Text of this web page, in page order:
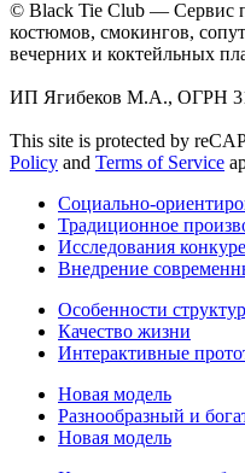
© Black Tie Club — Сервис
костюмов, смокингов,
вечерних и коктейльных
ИП Ягибеков М.А., ОГРН
This site is protected by
Policy and Terms of Service
Социально-
Традиционное
Исследования
Внедрение
Особенности
Качество жизни
Интерактивные
Новая модель
Разнообразный и
Новая модель